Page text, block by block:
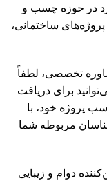
در حوزه چسب و
ساختمانی،
تخصصی، لطفاً
برای دریافت
پروژه خود، با
مربوطه شما
دوام و زیبایی